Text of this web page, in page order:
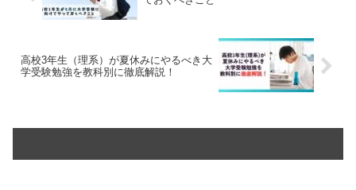
高校3年生（理系）が夏休みにやるべき大
学受験勉強を教科別に徹底解説！